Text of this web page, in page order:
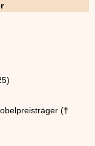
(†